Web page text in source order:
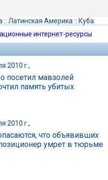
:: Латинская Америка :: Куба
интернет-ресурсы
2010 г.,
посетил мавзолей
память убитых
2010 г.,
что объявивших
умрет в тюрьме